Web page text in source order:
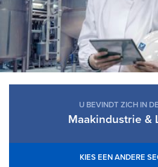
U BEVINDT ZICH IN
Maakindustrie &
KIES EEN ANDERE